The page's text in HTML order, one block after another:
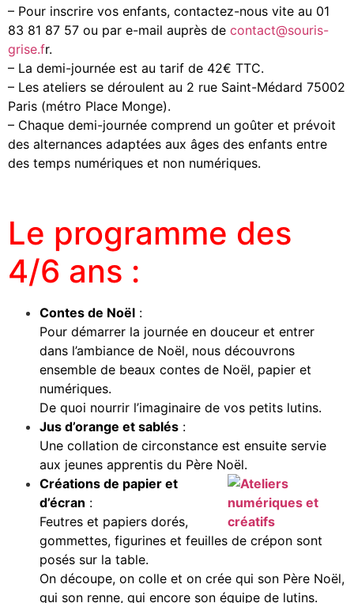
– Pour inscrire vos enfants, contactez-nous vite au 01
83 81 87 57 ou par e-mail auprès de contact@souris-
grise.fr.
– La demi-journée est au tarif de 42€ TTC.
– Les ateliers se déroulent au 2 rue Saint-Médard 75002
Paris (métro Place Monge).
– Chaque demi-journée comprend un goûter et prévoit
des alternances adaptées aux âges des enfants entre
des temps numériques et non numériques.
Le programme des
4/6 ans :
Contes de Noël :
Pour démarrer la journée en douceur et entrer
dans l’ambiance de Noël, nous découvrons
ensemble de beaux contes de Noël, papier et
numériques.
De quoi nourrir l’imaginaire de vos petits lutins.
Jus d’orange et sablés :
Une collation de circonstance est ensuite servie
aux jeunes apprentis du Père Noël.
Créations de papier et
d’écran :
Feutres et papiers dorés,
gommettes, figurines et feuilles de crépon sont
posés sur la table.
On découpe, on colle et on crée qui son Père Noël,
qui son renne, qui encore son équipe de lutins.